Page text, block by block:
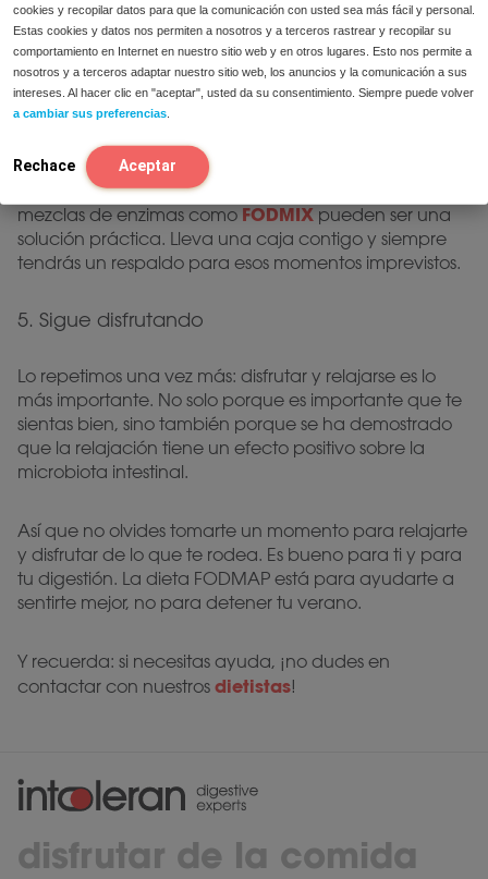
cookies y recopilar datos para que la comunicación con usted sea más fácil y personal.
Estas cookies y datos nos permiten a nosotros y a terceros rastrear y recopilar su
comportamiento en Internet en nuestro sitio web y en otros lugares. Esto nos permite a
nosotros y a terceros adaptar nuestro sitio web, los anuncios y la comunicación a sus
intereses. Al hacer clic en "aceptar", usted da su consentimiento. Siempre puede volver
a cambiar sus preferencias
Rechace Aceptar
perfectamente y aun así encontrarte en una situación
en la que no sabes exactamente qué contiene tu
comida. O simplemente no te apetece estar
pendiente de cada ingrediente. Es totalmente
comprensible.
Para esos momentos, durante las vacaciones, en un
festival o en cualquier situación inesperada, las
mezclas de enzimas como FODMIX pueden ser una
solución práctica. Lleva una caja contigo y siempre
tendrás un respaldo para esos momentos imprevistos.
5. Sigue disfrutando
Lo repetimos una vez más: disfrutar y relajarse es lo
más importante. No solo porque es importante que te
sientas bien, sino también porque se ha demostrado
que la relajación tiene un efecto positivo sobre la
microbiota intestinal.
Así que no olvides tomarte un momento para relajarte
y disfrutar de lo que te rodea. Es bueno para ti y para
tu digestión. La dieta FODMAP está para ayudarte a
sentirte mejor, no para detener tu verano.
Y recuerda: si necesitas ayuda, ¡no dudes en
contactar con nuestros dietistas!
disfrutar de la comida